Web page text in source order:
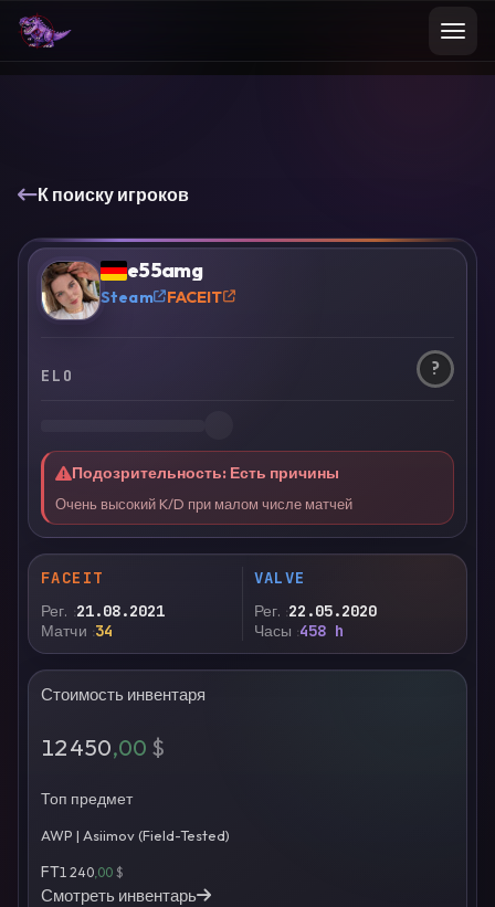
К поиску игроков
? e55amg
Steam FACEIT
ELO ?
Подозрительность: Есть причины
Очень высокий K/D при малом числе матчей
FACEIT
Рег. 21.08.2021
Матчи 34
VALVE
Рег. 22.05.2020
Часы 458 h
Стоимость инвентаря
12 450,00 $
Топ предмет
AWP | Asiimov (Field-Tested)
FT1 240 ,00 $
Смотреть инвентарь